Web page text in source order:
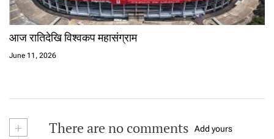
आज रातिदेखि विश्वकप महासंग्राम
June 11, 2026
+ There are no comments Add yours